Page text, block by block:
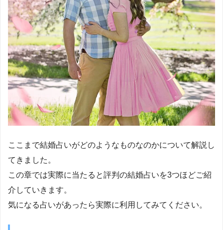
ここまで結婚占いがどのようなものなのかについて解説し
てきました。
この章では実際に当たると評判の結婚占いを3つほどご紹
介していきます。
気になる占いがあったら実際に利用してみてください。